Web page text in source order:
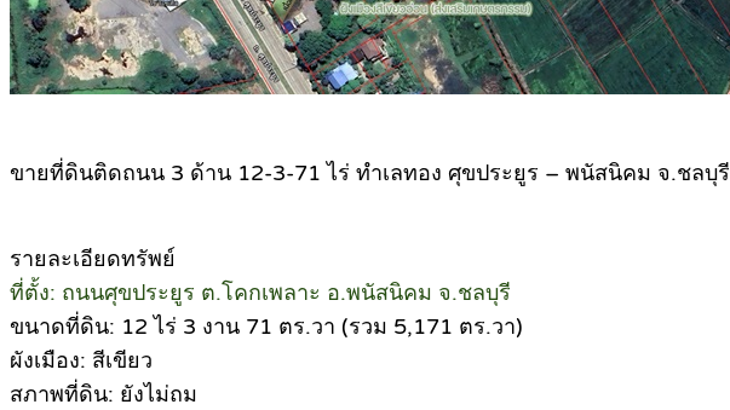
ขายที่ดินติดถนน 3 ด้าน 12-3-71 ไร่ ทำเลทอง ศุขประยูร – พนัสนิคม จ.ชลบุรี
รายละเอียดทรัพย์
ที่ตั้ง: ถนนศุขประยูร ต.โคกเพลาะ อ.พนัสนิคม จ.ชลบุรี
ขนาดที่ดิน: 12 ไร่ 3 งาน 71 ตร.วา (รวม 5,171 ตร.วา)
ผังเมือง: สีเขียว
สภาพที่ดิน: ยังไม่ถม